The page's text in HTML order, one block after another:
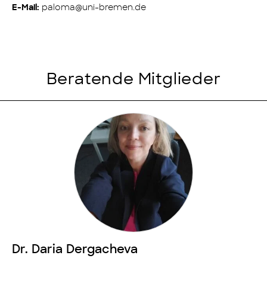
E-Mail: paloma@uni-bremen.de
Beratende Mitglieder
Dr. Daria Dergacheva